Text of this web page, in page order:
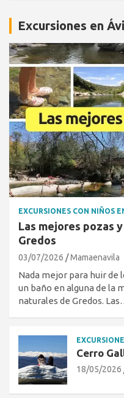
Excursiones en
EXCURSIONES CON NIÑOS
Las mejores pozas
Gredos
03/07/2026 Mamaenavila
Nada mejor para huir de
un baño en alguna de la
naturales de Gredos.
Cerro
18/05/2026